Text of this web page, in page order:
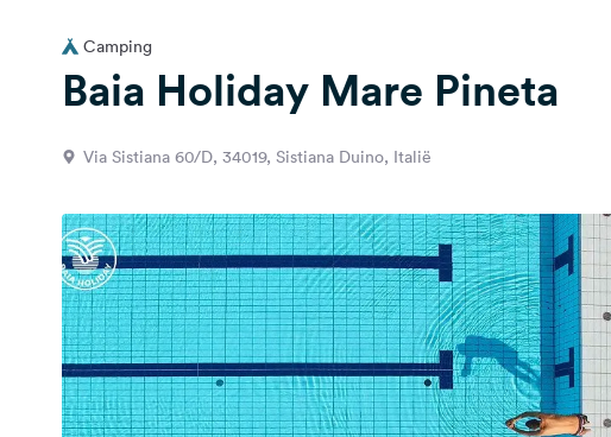
Camping
Baia Holiday Mare Pineta
Via Sistiana 60/D, 34019, Sistiana Duino, Italië